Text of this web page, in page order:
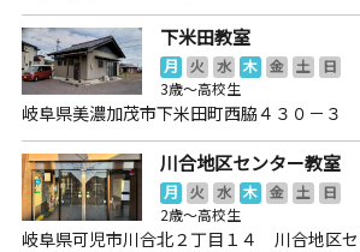
下米田教室
月 火 水 木 金 土
日
3歳～高校生
岐阜県美濃加茂市下米田町西脇４３０－３
川合地区センター教室
月 火 水 木 金 土
日
2歳～高校生
岐阜県可児市川合北２丁目１４ 川合地区